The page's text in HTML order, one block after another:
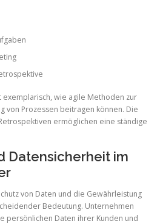
exemplarisch, wie agile Methoden zur
von Prozessen beitragen können. Die
ermöglichen eine ständige
Datensicherheit im
von Daten und die Gewährleistung
Bedeutung. Unternehmen
persönlichen Daten ihrer Kunden und